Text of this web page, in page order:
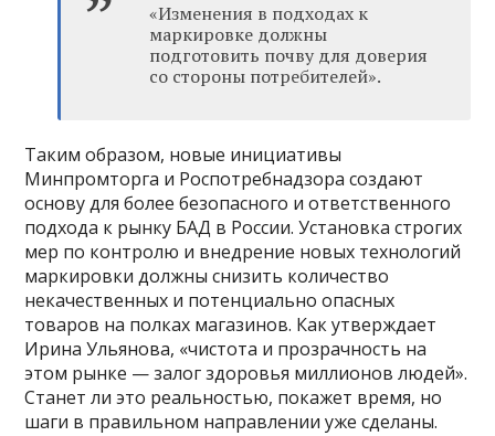
«Изменения в подходах к
маркировке должны
подготовить почву для доверия
со стороны потребителей».
Таким образом, новые инициативы
Минпромторга и Роспотребнадзора создают
основу для более безопасного и ответственного
подхода к рынку БАД в России. Установка строгих
мер по контролю и внедрение новых технологий
маркировки должны снизить количество
некачественных и потенциально опасных
товаров на полках магазинов. Как утверждает
Ирина Ульянова, «чистота и прозрачность на
этом рынке — залог здоровья миллионов людей».
Станет ли это реальностью, покажет время, но
шаги в правильном направлении уже сделаны.